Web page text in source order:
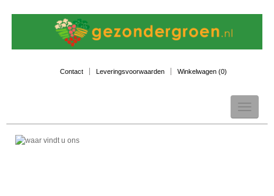
Contact Leveringsvoorwaarden Winkelwagen (0)
Toggle